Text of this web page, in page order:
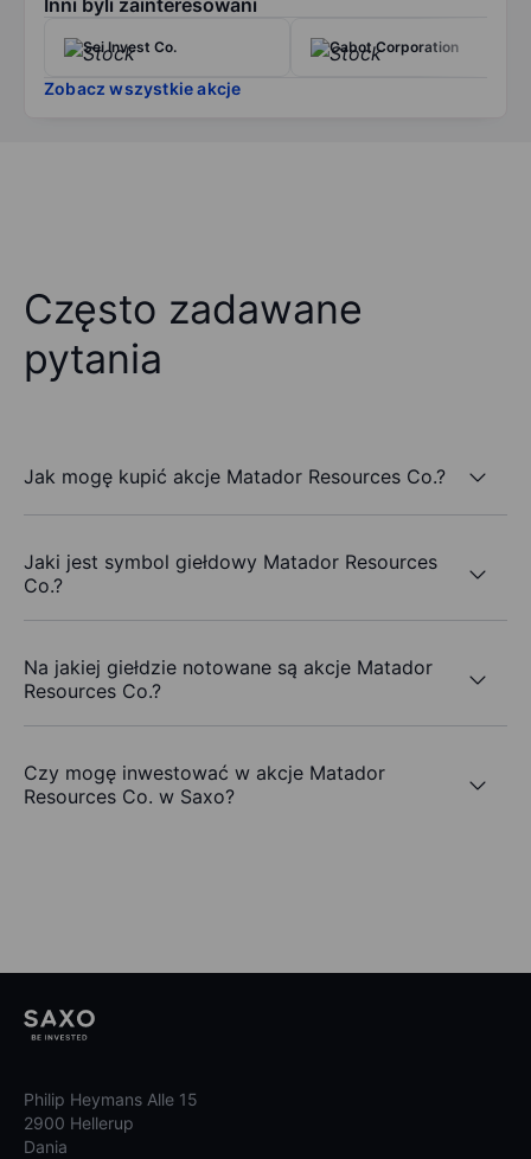
Inni byli zainteresowani
Sei Invest Co. Cabot Corporation
Zobacz wszystkie akcje
Często zadawane
pytania
Jak mogę kupić akcje Matador Resources Co.?
Jaki jest symbol giełdowy Matador Resources
Co.?
Na jakiej giełdzie notowane są akcje Matador
Resources Co.?
Czy mogę inwestować w akcje Matador
Resources Co. w Saxo?
Philip Heymans Alle 15
2900 Hellerup
Dania